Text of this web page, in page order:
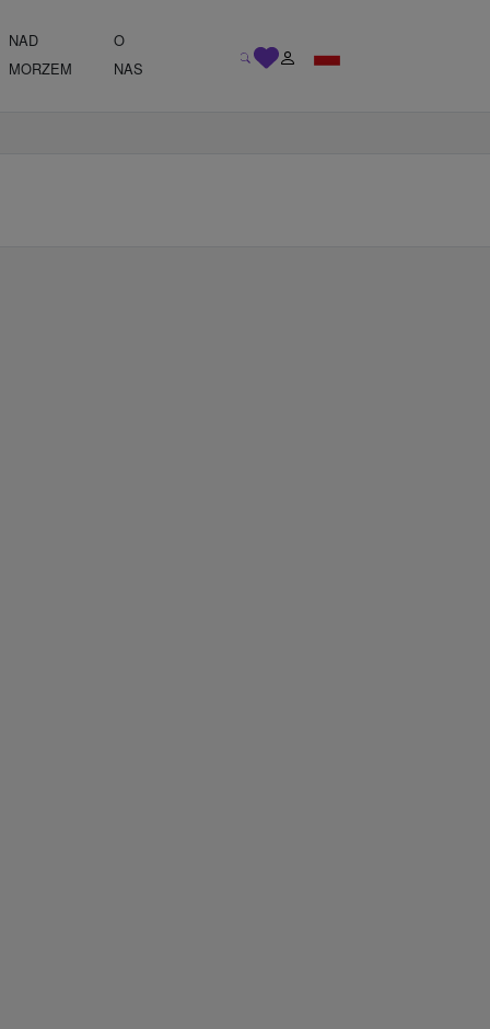
NAD
MORZEM
O
NAS